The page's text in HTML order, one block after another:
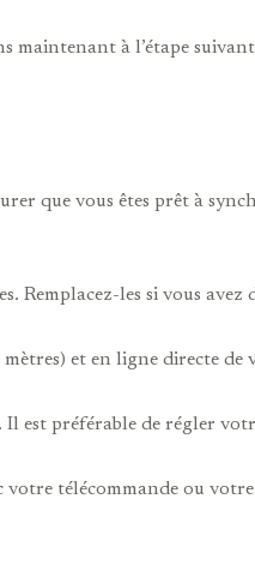
maintenant à l’étape
que vous êtes prêt à
Remplacez-les si vous avez
et en ligne directe de
Il est préférable de régler
votre télécommande ou votre